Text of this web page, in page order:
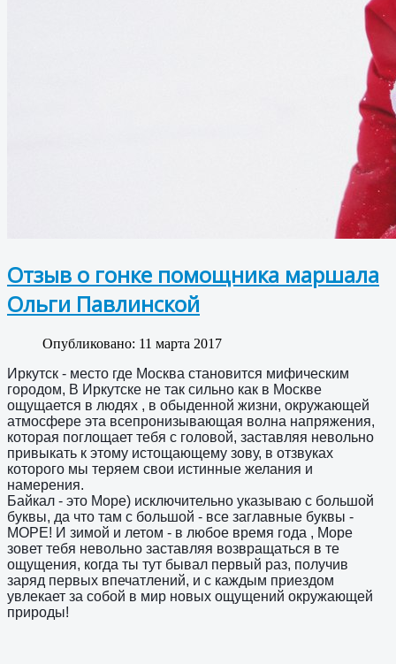
Отзыв о гонке помощника маршала
Ольги Павлинской
Опубликовано: 11 марта 2017
Иркутск - место где Москва становится мифическим
городом, В Иркутске не так сильно как в Москве
ощущается в людях , в обыденной жизни, окружающей
атмосфере эта всепронизывающая волна напряжения,
которая поглощает тебя с головой, заставляя невольно
привыкать к этому истощающему зову, в отзвуках
которого мы теряем свои истинные желания и
намерения.
Байкал - это Море) исключительно указываю с большой
буквы, да что там с большой - все заглавные буквы -
МОРЕ! И зимой и летом - в любое время года , Море
зовет тебя невольно заставляя возвращаться в те
ощущения, когда ты тут бывал первый раз, получив
заряд первых впечатлений, и с каждым приездом
увлекает за собой в мир новых ощущений окружающей
природы!